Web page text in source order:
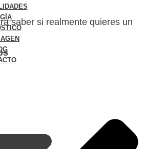
saber si realmente quieres un